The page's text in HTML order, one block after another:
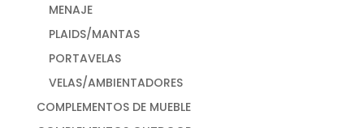
MENAJE
PLAIDS/MANTAS
PORTAVELAS
VELAS/AMBIENTADORES
COMPLEMENTOS DE MUEBLE